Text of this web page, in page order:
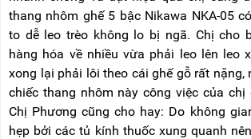
thang nhôm ghế 5 bậc Nikawa NKA-05
to dễ leo trèo không lo bị ngã. Chị cho
hàng hóa về nhiều vừa phải leo lên leo
xong lại phải lôi theo cái ghế gỗ rất nặng,
chiếc thang nhôm này công việc của chị
Chị Phương cũng cho hay: Do không
hẹp bởi các tủ kính thuốc xung quanh